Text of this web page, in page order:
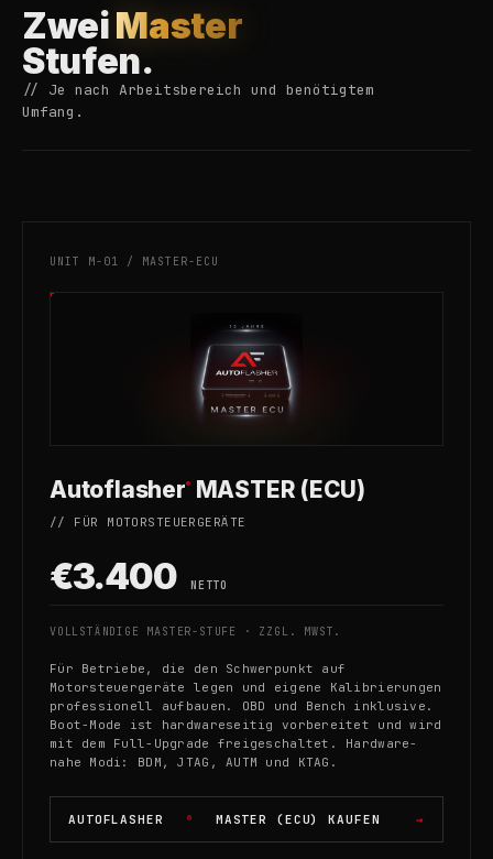
ZweiMaster
Stufen.
// Je nach Arbeitsbereich und benötigtem
Umfang.
UNIT M-01 / MASTER-ECU
Autoflasher®MASTER (ECU)
// FÜR MOTORSTEUERGERÄTE
€3.400 NETTO
VOLLSTÄNDIGE MASTER-STUFE · ZZGL. MWST.
Für Betriebe, die den Schwerpunkt auf
Motorsteuergeräte legen und eigene Kalibrierungen
professionell aufbauen. OBD und Bench inklusive.
Boot-Mode ist hardwareseitig vorbereitet und wird
mit dem Full-Upgrade freigeschaltet. Hardware-
nahe Modi: BDM, JTAG, AUTM und KTAG.
AUTOFLASHER ® MASTER (ECU) KAUFEN